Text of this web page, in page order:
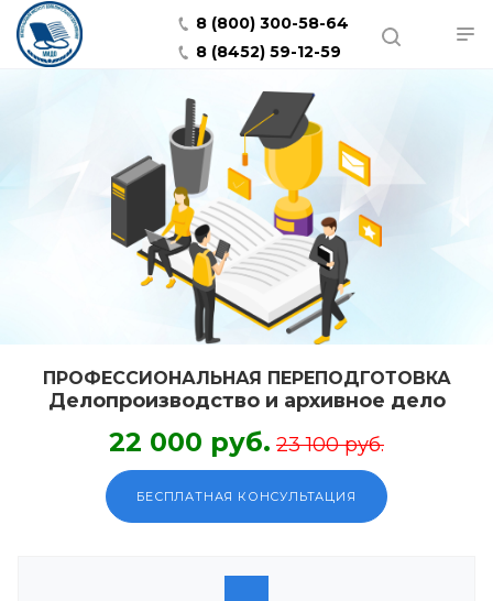
8 (800) 300-58-64
8 (8452) 59-12-59
ПРОФЕССИОНАЛЬНАЯ ПЕРЕПОДГОТОВКА
Делопроизводство и архивное дело
22 000 руб. 23 100 руб.
БЕСПЛАТНАЯ КОНСУЛЬТАЦИЯ